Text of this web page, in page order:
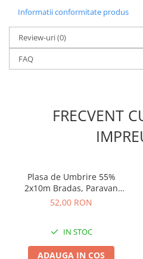
Informatii conformitate produs
Review-uri(0)
FAQ
FRECVENT
Plasa de Umbrire 55%
2x10m Bradas, Paravan
Protectie Solara si Gard
52,00 RON
IN STOC
ADAUGA IN COS